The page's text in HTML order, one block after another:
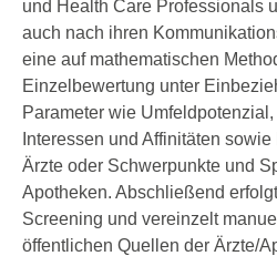
und Health Care Professionals
auch nach ihren
eine auf mathematischen
Einzelbewertung unter
Parameter wie
Interessen und Affinitäten
Ärzte oder Schwerpunkte und
Apotheken. Abschließend
Screening und vereinzelt
öffentlichen Quellen der Ärzte/